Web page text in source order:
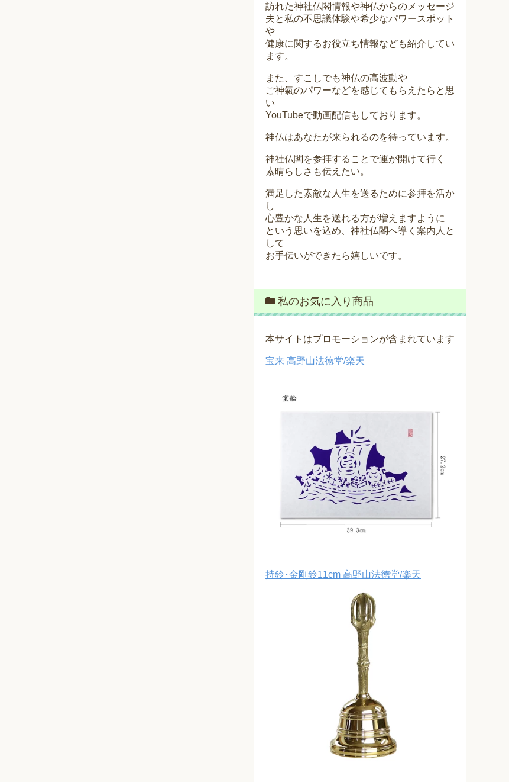
訪れた神社仏閣情報や神仏からのメッセージ
夫と私の不思議体験や希少なパワースポット
や
健康に関するお役立ち情報なども紹介してい
ます。
また、すこしでも神仏の高波動や
ご神氣のパワーなどを感じてもらえたらと思
い
YouTubeで動画配信もしております。
神仏はあなたが来られるのを待っています。
神社仏閣を参拝することで運が開けて行く
素晴らしさも伝えたい。
満足した素敵な人生を送るために参拝を活か
し
心豊かな人生を送れる方が増えますように
という思いを込め、神社仏閣へ導く案内人と
して
お手伝いができたら嬉しいです。
私のお気に入り商品
本サイトはプロモーションが含まれています
宝来 高野山法徳堂/楽天
持鈴･金剛鈴11cm 高野山法徳堂/楽天